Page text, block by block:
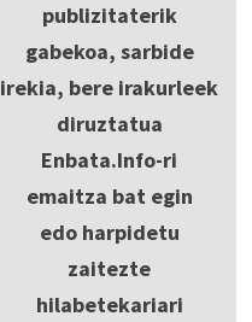
publizitaterik
gabekoa, sarbide
irekia, bere irakurleek
diruztatua
Enbata.Info-ri
emaitza bat egin
edo harpidetu
zaitezte
hilabetekariari